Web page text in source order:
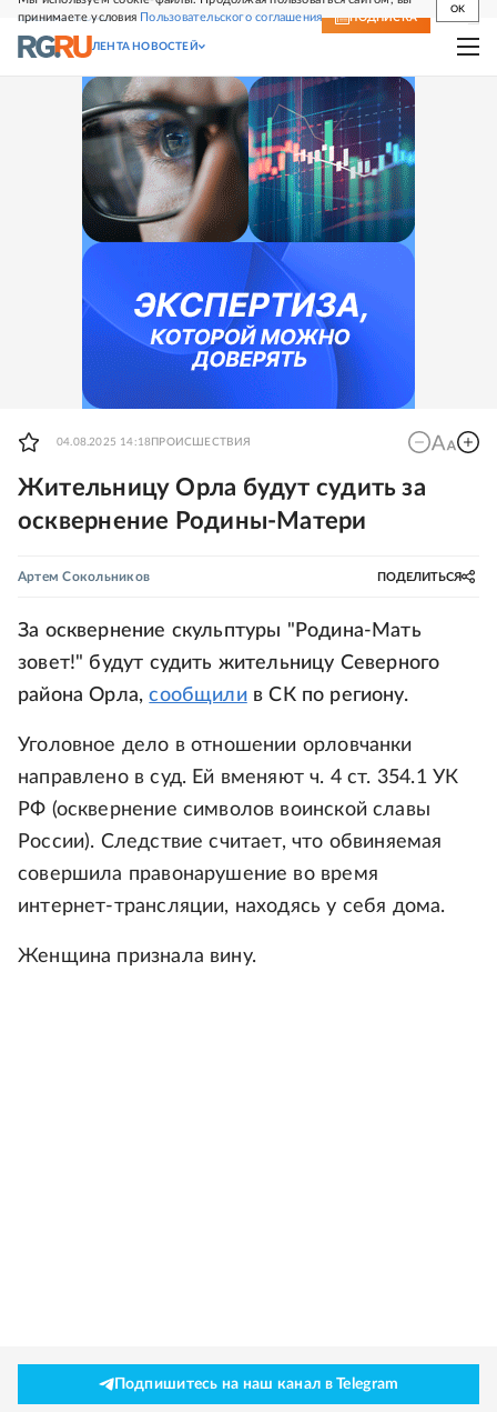
принимаете условия Пользовательского соглашения
OK
СВЕЖИЙ НОМЕР ПОДПИСКА
ЛЕНТА НОВОСТЕЙ
04.08.2025 14:18 ПРОИСШЕСТВИЯ
Жительницу Орла будут судить за
осквернение Родины-Матери
Артем Сокольников ПОДЕЛИТЬСЯ
За осквернение скульптуры "Родина-Мать
зовет!" будут судить жительницу Северного
района Орла,сообщилив СК по региону.
Уголовное дело в отношении орловчанки
направлено в суд. Ей вменяют ч. 4 ст. 354.1 УК
РФ (осквернение символов воинской славы
России). Следствие считает, что обвиняемая
совершила правонарушение во время
интернет-трансляции, находясь у себя дома.
Женщина признала вину.
Подпишитесь на наш канал в Telegram